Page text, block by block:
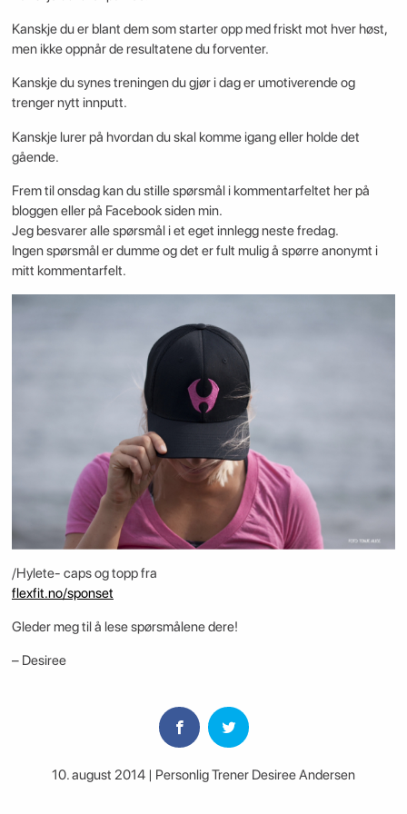
Kanskje du er blant dem som starter opp med friskt mot hver høst,
men ikke oppnår de resultatene du forventer.
Kanskje du synes treningen du gjør i dag er umotiverende og
trenger nytt innputt.
Kanskje lurer på hvordan du skal komme igang eller holde det
gående.
Frem til onsdag kan du stille spørsmål i kommentarfeltet her på
bloggen eller på Facebook siden min.
Jeg besvarer alle spørsmål i et eget innlegg neste fredag.
Ingen spørsmål er dumme og det er fult mulig å spørre anonymt i
mitt kommentarfelt.
/Hylete- caps og topp fra
flexfit.no/sponset
Gleder meg til å lese spørsmålene dere!
– Desiree
10. august 2014 | Personlig Trener Desiree Andersen